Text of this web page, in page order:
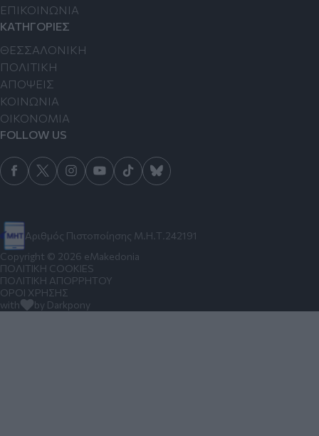
Αριθμός Πιστοποίησης Μ.Η.Τ.242191
ΕΠΙΚΟΙΝΩΝΙΑ
ΚΑΤΗΓΟΡΙΕΣ
ΘΕΣΣΑΛΟΝΙΚΗ
ΠΟΛΙΤΙΚΗ
ΑΠΟΨΕΙΣ
ΚΟΙΝΩΝΙΑ
ΟΙΚΟΝΟΜΙΑ
FOLLOW US
Copyright © 2026 eMakedonia
ΠΟΛΙΤΙΚΗ COOKIES
ΠΟΛΙΤΙΚΗ ΑΠΟΡΡΗΤΟΥ
ΟΡΟΙ ΧΡΗΣΗΣ
with
by Darkpony